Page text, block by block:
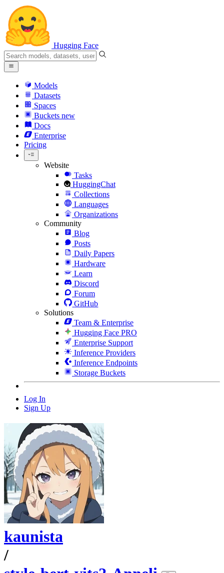
Hugging Face
Models
Datasets
Spaces
Buckets new
Docs
Enterprise
Pricing
Website
Tasks
HuggingChat
Collections
Languages
Organizations
Community
Blog
Posts
Daily Papers
Hardware
Learn
Discord
Forum
GitHub
Solutions
Team & Enterprise
Hugging Face PRO
Enterprise Support
Inference Providers
Inference Endpoints
Storage Buckets
Log In
Sign Up
kaunista
/